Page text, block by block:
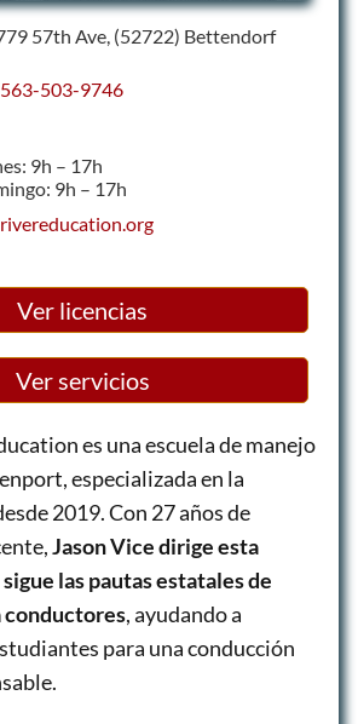
57th Ave, (52722) Bettendorf
503-9746
9h – 17h
9h – 17h
Ver licencias
Ver servicios
es una escuela de manejo
especializada en la
2019. Con 27 años de
Jason Vice dirige esta
las pautas estatales de
conductores, ayudando a
para una conducción